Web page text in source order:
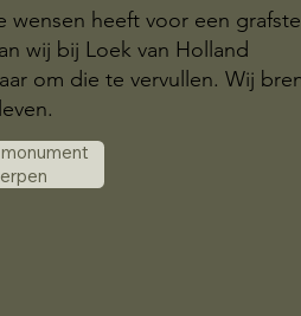
wensen heeft voor een
wij bij Loek van Holland
om die te vervullen. Wij